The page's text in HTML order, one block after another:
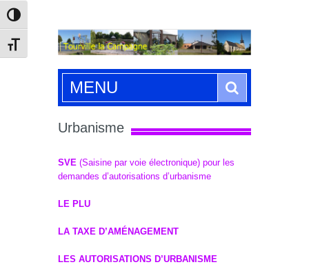
Passer en contraste élevé
Changer la taille de la police
MENU
Urbanisme
SVE (Saisine par voie électronique) pour les
demandes d’autorisations d’urbanisme
LE PLU
LA TAXE D’AMÉNAGEMENT
LES AUTORISATIONS D’URBANISME